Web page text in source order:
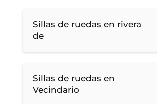
Sillas de ruedas en rivera
de
Sillas de ruedas en
Vecindario